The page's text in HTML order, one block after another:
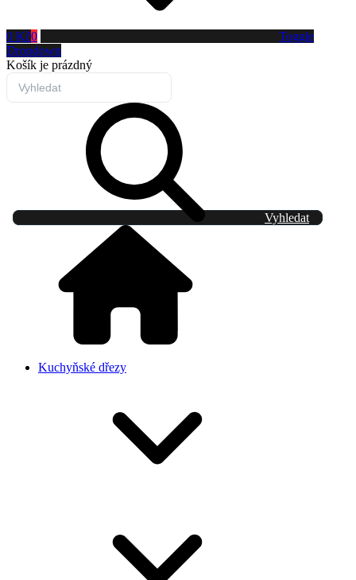
0 Kč0
Toggle
Dropdown
Košík je prázdný
Vyhledat
Kuchyňské dřezy